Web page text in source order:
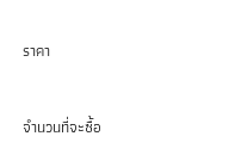
ราคา
จำนวนที่จะซื้อ